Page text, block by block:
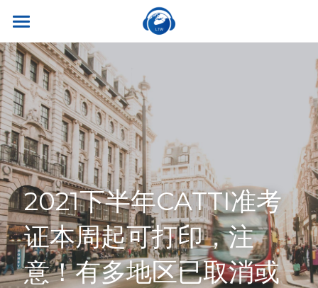
首页
关于我们
听世界外语
名师风采
学校荣誉
考试比赛
合作伙伴
最新资讯
热门课程
英专学硕
英专专硕
英语口译
英语笔译
流利口语
实习就业
实习项目
就业资讯
学习资源
干货讲座
真题系列
双语资料
翻译服务
笔译服务
口译服务
联系我们
2021下半年CATTI准考
证本周起可打印，注
意！有多地区已取消或
商品分类
所有商品分类